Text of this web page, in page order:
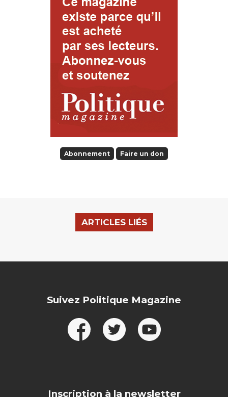
Abonnement Faire un don
ARTICLES LIÉS
Suivez Politique Magazine
Inscription à la newsletter